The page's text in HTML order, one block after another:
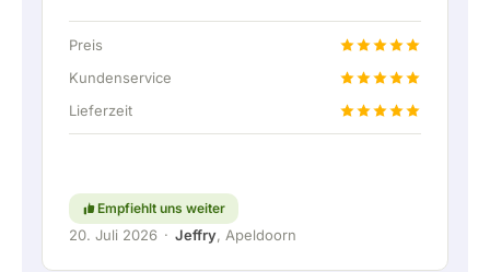
und hat sich prima mit eingebracht. Nach der
Lieferabsprache wurde sogar ein kostenloser
Festanschluss angeboten, um die Heimbatterie
können. Natürlich absolut top. Kurzum: ein sehr
großgeschrieben werden. Weiter so!
Preis
Kundenservice
Lieferzeit
Empfiehlt uns weiter
20. Juli 2026 · Jeffry, Apeldoorn